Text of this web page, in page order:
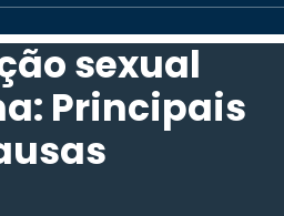
sexual
Principais